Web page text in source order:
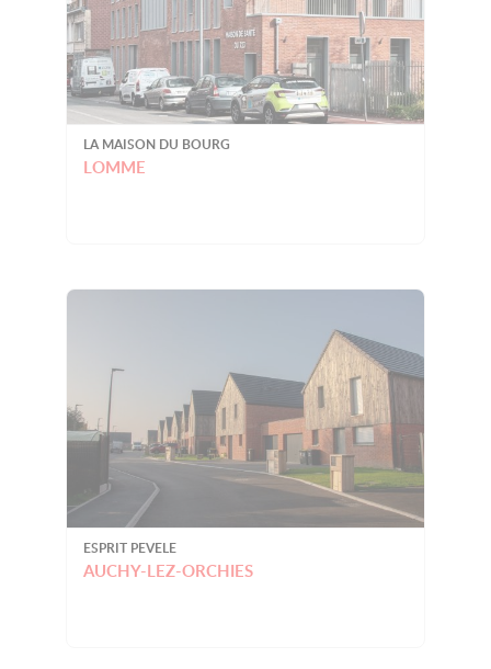
LA MAISON DU BOURG
LOMME
ESPRIT PEVELE
AUCHY-LEZ-ORCHIES